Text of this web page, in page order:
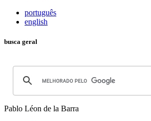
português
english
busca geral
Pablo Léon de la Barra